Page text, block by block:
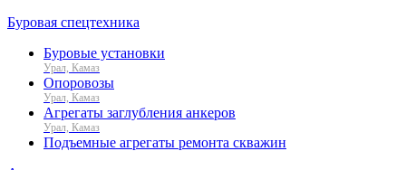
Буровая спецтехника
Буровые установки
Урал, Камаз
Опоровозы
Урал, Камаз
Агрегаты заглубления анкеров
Урал, Камаз
Подъемные агрегаты ремонта скважин